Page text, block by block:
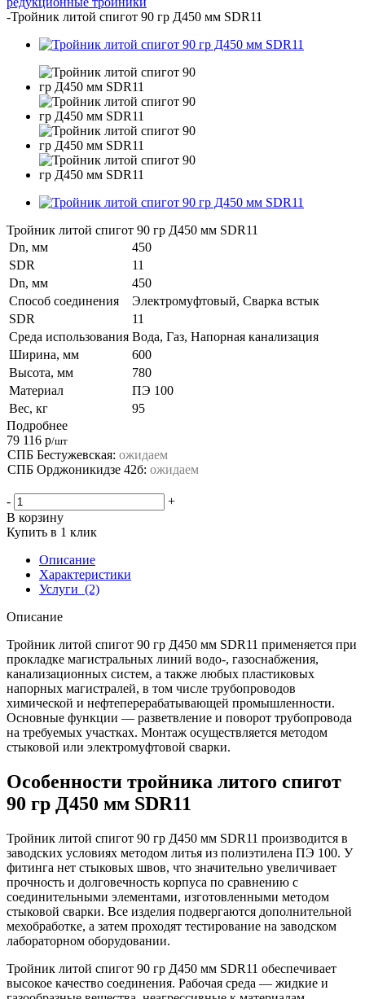
-Тройник литой спигот 90 гр Д450 мм SDR11
Тройник литой спигот 90 гр Д450 мм SDR11
Dn, мм
450
SDR
11
Dn, мм
450
Способ соединения
Электромуфтовый, Сварка встык
SDR
11
Среда использования Вода, Газ, Напорная канализация
Ширина, мм
600
Высота, мм
780
Материал
ПЭ 100
Вес, кг
95
Подробнее
79 116 р/шт
СПБ Бестужевская: ожидаем
СПБ Орджоникидзе 42б: ожидаем
-
+
В корзину
Купить в 1 клик
Описание
Характеристики
Услуги (2)
Описание
Тройник литой спигот 90 гр Д450 мм SDR11 применяется при
прокладке магистральных линий водо-, газоснабжения,
канализационных систем, а также любых пластиковых
напорных магистралей, в том числе трубопроводов
химической и нефтеперерабатывающей промышленности.
Основные функции — разветвление и поворот трубопровода
на требуемых участках. Монтаж осуществляется методом
стыковой или электромуфтовой сварки.
Особенности тройника литого спигот
90 гр Д450 мм SDR11
Тройник литой спигот 90 гр Д450 мм SDR11 производится в
заводских условиях методом литья из полиэтилена ПЭ 100. У
фитинга нет стыковых швов, что значительно увеличивает
прочность и долговечность корпуса по сравнению с
соединительными элементами, изготовленными методом
стыковой сварки. Все изделия подвергаются дополнительной
мехобработке, а затем проходят тестирование на заводском
лабораторном оборудовании.
Тройник литой спигот 90 гр Д450 мм SDR11 обеспечивает
высокое качество соединения. Рабочая среда — жидкие и